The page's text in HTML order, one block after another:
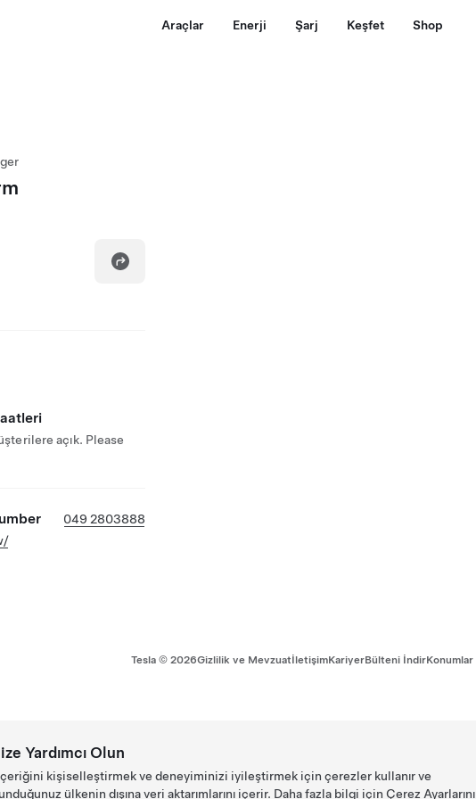
Araçlar Enerji Şarj Keşfet Shop
açık. Please
049 2803888
Tesla © 2026Gizlilik ve MevzuatİletişimKariyerBülteni İndirKonumlar
Yardımcı Olun
kişiselleştirmek ve deneyiminizi iyileştirmek için çerezler kullanır ve
ülkenin dışına veri aktarımlarını içerir. Daha fazla bilgi için Çerez Ayarlarını